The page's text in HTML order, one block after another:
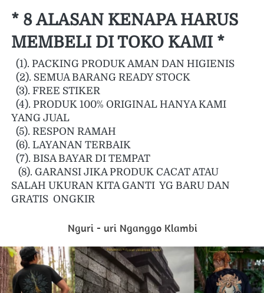
* 8 ALASAN KENAPA HARUS
MEMBELI DI TOKO KAMI *
  (1). PACKING PRODUK AMAN DAN HIGIENIS
  (2). SEMUA BARANG READY STOCK
  (3). FREE STIKER
YANG JUAL
  (5). RESPON RAMAH
  (6). LAYANAN TERBAIK
  (7). BISA BAYAR DI TEMPAT
SALAH UKURAN KITA GANTI  YG BARU DAN
GRATIS  ONGKIR
Nguri - uri Nganggo Klambi